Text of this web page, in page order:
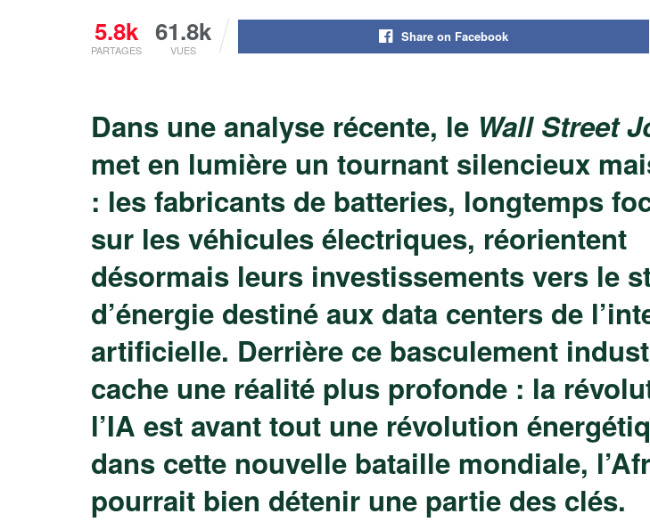
5.8k
PARTAGES
61.8k
VUES
Share on Facebook
Dans une analyse récente, le Wall Street
met en lumière un tournant silencieux
: les fabricants de batteries, longtemps
sur les véhicules électriques, réorientent
désormais leurs investissements vers le
d’énergie destiné aux data centers de
artificielle. Derrière ce basculement
cache une réalité plus profonde : la
l’IA est avant tout une révolution
dans cette nouvelle bataille mondiale,
pourrait bien détenir une partie des clés.